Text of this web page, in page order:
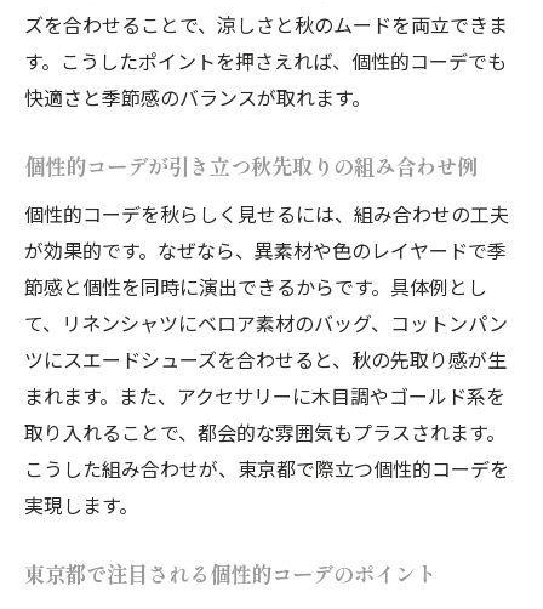
ック
小物使いで秋のムードを演出する方法
ント
夏コーデに秋らしさをプラスする小物テク
東京都で見つける季節感ある小物の活用法
個性的コーデに合うアクセサリー選びのコ
ツ
秋先取りアイテムで個性的コーデを更新
小物使いで秋ムードを強調する組み合わせ
術
今注目の個性的コーデアレンジまとめ
今注目の個性的コーデ最新アレンジ実例集
東京都で話題の秋先取りコーデアレンジ術
ズを合わせることで、涼しさと秋のムードを両立できま
す。こうしたポイントを押さえれば、個性的コーデでも
快適さと季節感のバランスが取れます。
個性的コーデが引き立つ秋先取りの組み合わせ例
個性的コーデを秋らしく見せるには、組み合わせの工夫
が効果的です。なぜなら、異素材や色のレイヤードで季
節感と個性を同時に演出できるからです。具体例とし
て、リネンシャツにベロア素材のバッグ、コットンパン
ツにスエードシューズを合わせると、秋の先取り感が生
まれます。また、アクセサリーに木目調やゴールド系を
取り入れることで、都会的な雰囲気もプラスされます。
こうした組み合わせが、東京都で際立つ個性的コーデを
実現します。
東京都で注目される個性的コーデのポイント